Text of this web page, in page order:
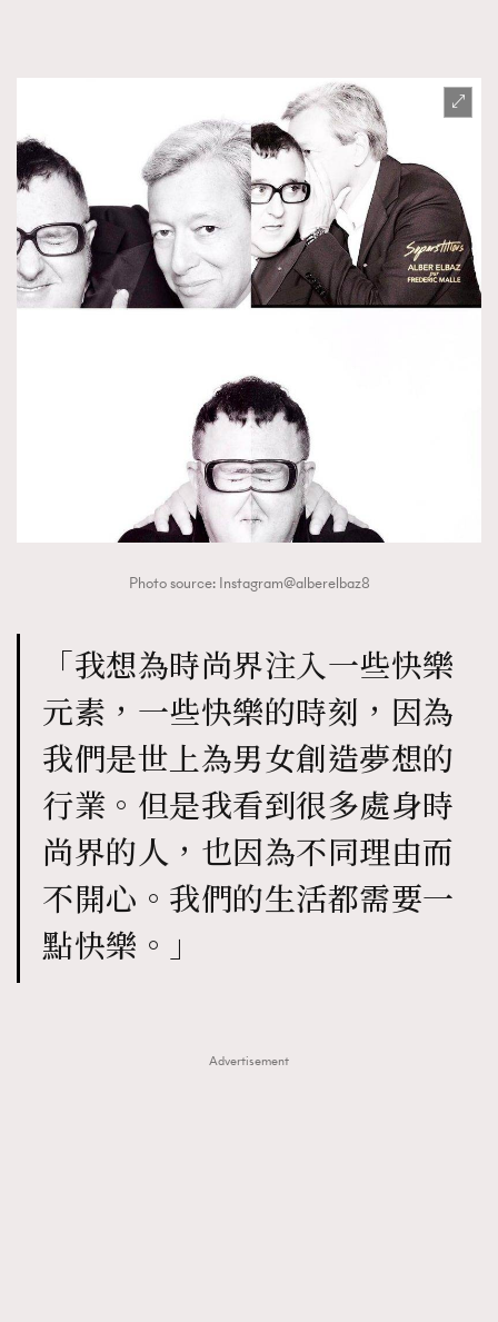
Photo source: Instagram@alberelbaz8
「我想為時尚界注入一些快樂
元素，一些快樂的時刻，因為
我們是世上為男女創造夢想的
行業。但是我看到很多處身時
尚界的人，也因為不同理由而
不開心。我們的生活都需要一
點快樂。」
Advertisement